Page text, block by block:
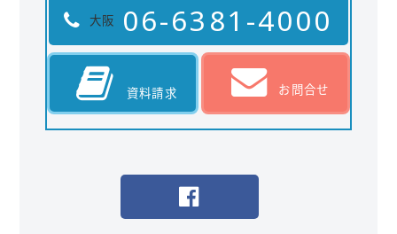
大阪 06-6381-4000
資料請求 お問合せ